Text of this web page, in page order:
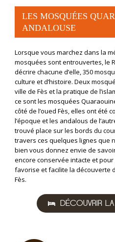
LES MOSQUÉES
ANDALOUSE
Lorsque vous marchez dans la
mosquées sont entrouvertes, le
décrire chacune d’elle, 350
culture et d’histoire. Deux
ville de Fès et la pratique de
ce sont les mosquées
côté de l’oued Fès, elles ont été
l’époque et les andalous de
trouvé place sur les bords du
travers ces quelques lignes que
bien vous donnez envie de
encore conservée intacte et pour
favorise et facilite la découverte
Fès.
DÉCOUVRIR